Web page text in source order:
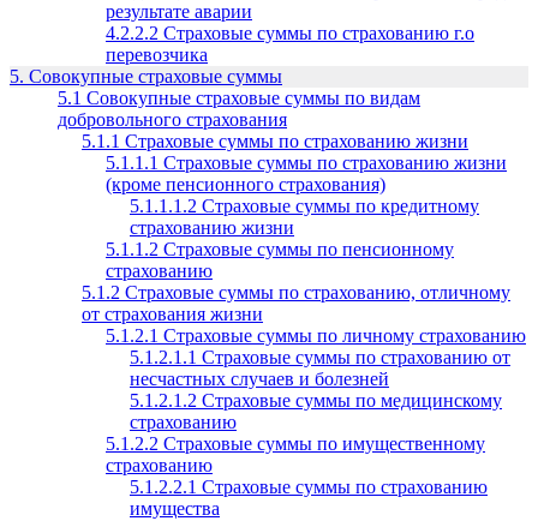
результате аварии
4.2.2.2 Страховые суммы по страхованию г.о
перевозчика
5. Совокупные страховые суммы
5.1 Совокупные страховые суммы по видам
добровольного страхования
5.1.1 Страховые суммы по страхованию жизни
5.1.1.1 Страховые суммы по страхованию жизни
(кроме пенсионного страхования)
5.1.1.1.2 Страховые суммы по кредитному
страхованию жизни
5.1.1.2 Страховые суммы по пенсионному
страхованию
5.1.2 Страховые суммы по страхованию, отличному
от страхования жизни
5.1.2.1 Страховые суммы по личному страхованию
5.1.2.1.1 Страховые суммы по страхованию от
несчастных случаев и болезней
5.1.2.1.2 Страховые суммы по медицинскому
страхованию
5.1.2.2 Страховые суммы по имущественному
страхованию
5.1.2.2.1 Страховые суммы по страхованию
имущества